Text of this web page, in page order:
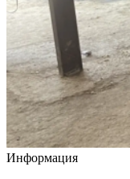
Информация